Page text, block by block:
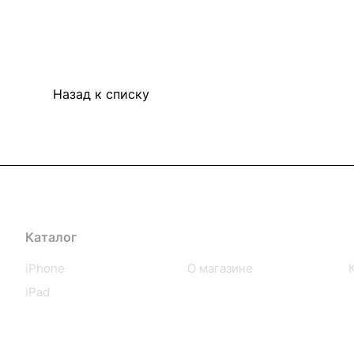
Назад к списку
Каталог
iPhone
iPad
О магазине